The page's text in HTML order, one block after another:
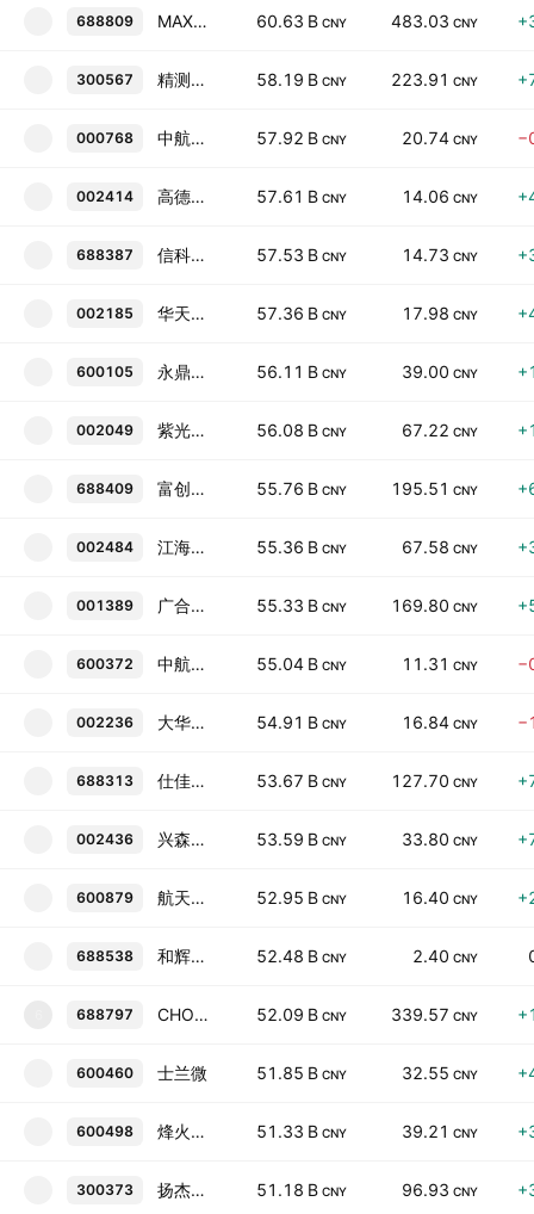
688809 MAXONE SEMICONDUCTOR SUZHOU CO LTD 60.63 B CNY 483.03 CNY
300567 精测电子 58.19 B CNY 223.91 CNY
000768 中航西飞 57.92 B CNY 20.74 CNY
002414 高德红外 57.61 B CNY 14.06 CNY
688387 信科移动 57.53 B CNY 14.73 CNY
002185 华天科技 57.36 B CNY 17.98 CNY
600105 永鼎股份 56.11 B CNY 39.00 CNY
002049 紫光国微 56.08 B CNY 67.22 CNY
688409 富创精密 55.76 B CNY 195.51 CNY
002484 江海股份 55.36 B CNY 67.58 CNY
001389 广合科技 55.33 B CNY 169.80 CNY
600372 中航机载 55.04 B CNY 11.31 CNY
002236 大华股份 54.91 B CNY 16.84 CNY
688313 仕佳光子 53.67 B CNY 127.70 CNY
002436 兴森科技 53.59 B CNY 33.80 CNY
600879 航天电子 52.95 B CNY 16.40 CNY
688538 和辉光电 52.48 B CNY 2.40 CNY
688797 CHONGQING GENORI TECHNOLOGY CO LTD 52.09 B CNY 339.57 CNY
600460 士兰微 51.85 B CNY 32.55 CNY
600498 烽火通信 51.33 B CNY 39.21 CNY
300373 扬杰科技 51.18 B CNY 96.93 CNY